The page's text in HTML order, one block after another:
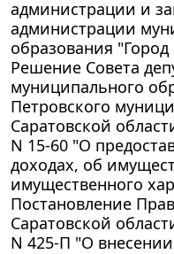
администрации и
администрации
образования "Город
Решение Совета
муниципального
Петровского
Саратовской
N 15-60 "О
доходах, об
имущественного
Постановление
Саратовской
N 425-П "О